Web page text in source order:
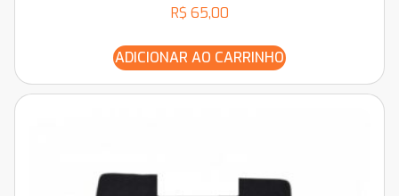
R$ 65,00
ADICIONAR AO CARRINHO